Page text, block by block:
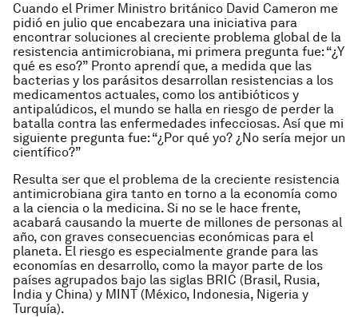
Cuando el Primer Ministro británico David Cameron me
pidió en julio que encabezara una iniciativa para
encontrar soluciones al creciente problema global de la
resistencia antimicrobiana, mi primera pregunta fue: “¿Y
qué es eso?” Pronto aprendí que, a medida que las
bacterias y los parásitos desarrollan resistencias a los
medicamentos actuales, como los antibióticos y
antipalúdicos, el mundo se halla en riesgo de perder la
batalla contra las enfermedades infecciosas. Así que mi
siguiente pregunta fue: “¿Por qué yo? ¿No sería mejor un
científico?”
Resulta ser que el problema de la creciente resistencia
antimicrobiana gira tanto en torno a la economía como
a la ciencia o la medicina. Si no se le hace frente,
acabará causando la muerte de millones de personas al
año, con graves consecuencias económicas para el
planeta. El riesgo es especialmente grande para las
economías en desarrollo, como la mayor parte de los
países agrupados bajo las siglas BRIC (Brasil, Rusia,
India y China) y MINT (México, Indonesia, Nigeria y
Turquía).